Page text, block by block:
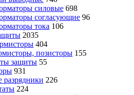
силовые 698
согласующие 96
тока 106
2035
404
позисторы 155
защиты 55
931
разрядники 226
224